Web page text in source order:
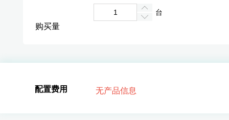
购买量
台
配置费用 无产品信息